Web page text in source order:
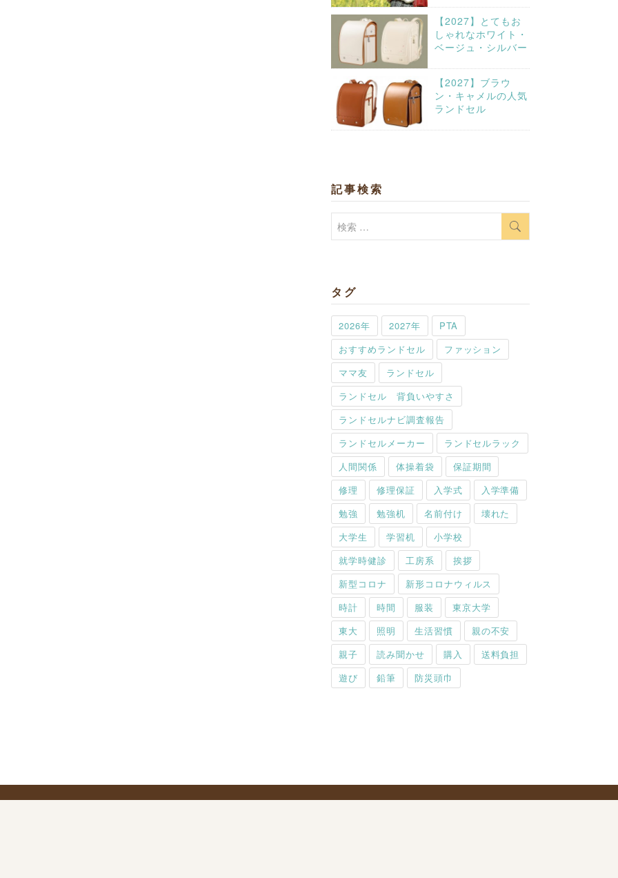
【2027】とてもお
しゃれなホワイト・
ベージュ・シルバー
【2027】ブラウ
ン・キャメルの人気
ランドセル
記事検索
検
タグ
2026年 2027年
PTA
おすすめランドセル
ファッション
ママ友
ランドセル
ランドセル 背負いやすさ
ランドセルナビ調査報告
ランドセルメーカー
ランドセルラック
人間関係
体操着袋
保証期間
修理
修理保証 入学式
入学準備
勉強
勉強机 名前付け
壊れた
大学生
学習机
小学校
就学時健診
工房系
挨拶
新型コロナ
新形コロナウィルス
時計
時間 服装
東京大学
東大
照明 生活習慣
親の不安
親子
読み聞かせ 購入
送料負担
遊び
鉛筆 防災頭巾